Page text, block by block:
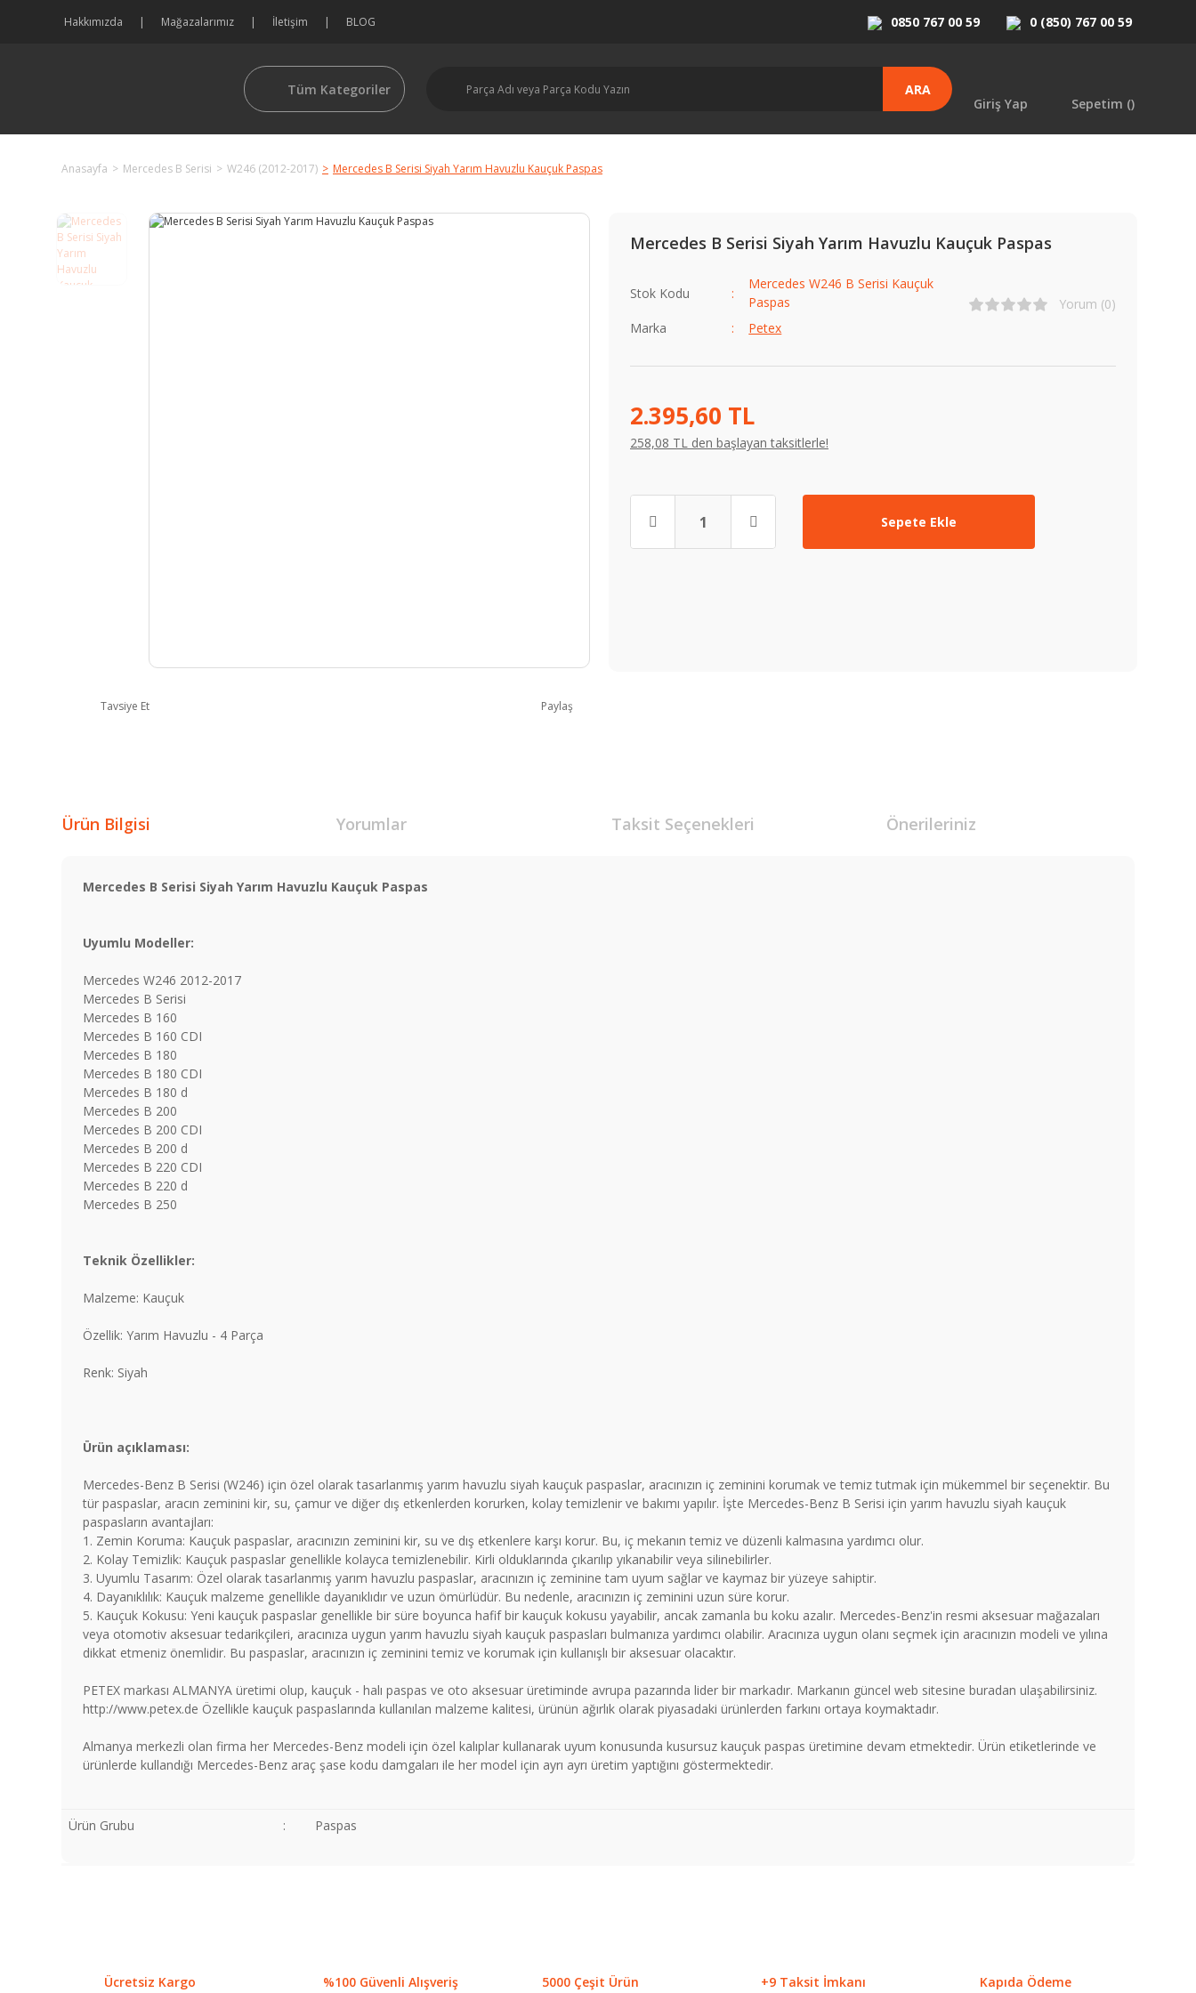
Hakkımızda Mağazalarımız İletişim BLOG 0850 767 00 59 0 (850) 767 00 59
Tüm Kategoriler
ARA
Giriş Yap
Sepetim ()
Anasayfa Mercedes B Serisi W246 (2012-2017) Mercedes B Serisi Siyah Yarım Havuzlu Kauçuk Paspas
Tavsiye Et Paylaş
Mercedes B Serisi Siyah Yarım Havuzlu Kauçuk Paspas
Stok Kodu
Mercedes W246 B Serisi Kauçuk
Paspas
Marka
Petex
Yorum (0)
2.395,60 TL
258,08 TL den başlayan taksitlerle!
Sepete Ekle
Ürün Bilgisi Yorumlar Taksit Seçenekleri Önerileriniz
Mercedes B Serisi Siyah Yarım Havuzlu Kauçuk Paspas
Uyumlu Modeller:
Mercedes W246 2012-2017
Mercedes B Serisi
Mercedes B 160
Mercedes B 160 CDI
Mercedes B 180
Mercedes B 180 CDI
Mercedes B 180 d
Mercedes B 200
Mercedes B 200 CDI
Mercedes B 200 d
Mercedes B 220 CDI
Mercedes B 220 d
Mercedes B 250
Teknik Özellikler:
Malzeme: Kauçuk
Özellik: Yarım Havuzlu - 4 Parça
Renk: Siyah
Ürün açıklaması:
Mercedes-Benz B Serisi (W246) için özel olarak tasarlanmış yarım havuzlu siyah kauçuk paspaslar, aracınızın iç zeminini korumak ve temiz tutmak için mükemmel bir seçenektir. Bu
tür paspaslar, aracın zeminini kir, su, çamur ve diğer dış etkenlerden korurken, kolay temizlenir ve bakımı yapılır. İşte Mercedes-Benz B Serisi için yarım havuzlu siyah kauçuk
paspasların avantajları:
1. Zemin Koruma: Kauçuk paspaslar, aracınızın zeminini kir, su ve dış etkenlere karşı korur. Bu, iç mekanın temiz ve düzenli kalmasına yardımcı olur.
2. Kolay Temizlik: Kauçuk paspaslar genellikle kolayca temizlenebilir. Kirli olduklarında çıkarılıp yıkanabilir veya silinebilirler.
3. Uyumlu Tasarım: Özel olarak tasarlanmış yarım havuzlu paspaslar, aracınızın iç zeminine tam uyum sağlar ve kaymaz bir yüzeye sahiptir.
4. Dayanıklılık: Kauçuk malzeme genellikle dayanıklıdır ve uzun ömürlüdür. Bu nedenle, aracınızın iç zeminini uzun süre korur.
5. Kauçuk Kokusu: Yeni kauçuk paspaslar genellikle bir süre boyunca hafif bir kauçuk kokusu yayabilir, ancak zamanla bu koku azalır. Mercedes-Benz'in resmi aksesuar mağazaları
veya otomotiv aksesuar tedarikçileri, aracınıza uygun yarım havuzlu siyah kauçuk paspasları bulmanıza yardımcı olabilir. Aracınıza uygun olanı seçmek için aracınızın modeli ve yılına
dikkat etmeniz önemlidir. Bu paspaslar, aracınızın iç zeminini temiz ve korumak için kullanışlı bir aksesuar olacaktır.
PETEX markası ALMANYA üretimi olup, kauçuk - halı paspas ve oto aksesuar üretiminde avrupa pazarında lider bir markadır. Markanın güncel web sitesine buradan ulaşabilirsiniz.
http://www.petex.de Özellikle kauçuk paspaslarında kullanılan malzeme kalitesi, ürünün ağırlık olarak piyasadaki ürünlerden farkını ortaya koymaktadır.
Almanya merkezli olan firma her Mercedes-Benz modeli için özel kalıplar kullanarak uyum konusunda kusursuz kauçuk paspas üretimine devam etmektedir. Ürün etiketlerinde ve
ürünlerde kullandığı Mercedes-Benz araç şase kodu damgaları ile her model için ayrı ayrı üretim yaptığını göstermektedir.
Ürün Grubu : Paspas
Ürün açıklamasında eksik bilgiler bulunuyor.
Ücretsiz Kargo %100 Güvenli Alışveriş 5000 Çeşit Ürün +9 Taksit İmkanı Kapıda Ödeme